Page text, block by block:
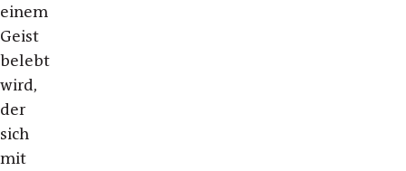
einem
Geist
belebt
wird,
der
sich
mit